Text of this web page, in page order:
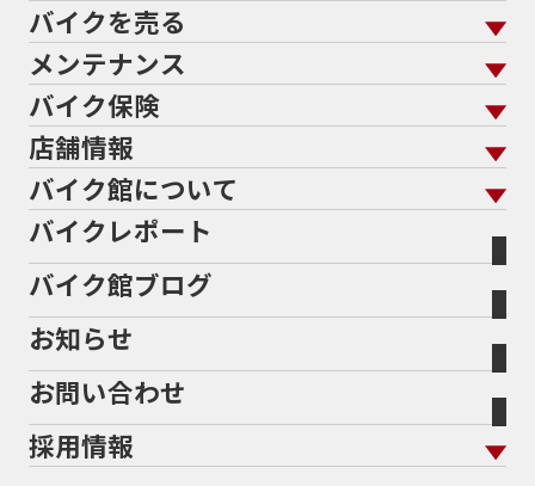
689cc690SMCR
701エンデューロ72PS750750cc75th
765773cc800cc80s80万以下
80万以下大型80万円以下82185馬力883
883R890DUKE899 Panigale8月8月11日
8耐8耐見に行きたい
946ml950S950cc
ADDRESSADDRESS 110ADVADV150
ADV160AEROX
AEROX155 ABS
ANNIVERSARYAPEAPE 100 DXAPEX
ARMORED CORE2
Address125
バイクを買う トップ
バイクを探す
メーカーから探す
色から探す
スタイルから探す
排気量から探す
地域から探す
走行距離から探す
中古車から探す
バイクを売る
バイクを売る トップ
バイク館買取の強み
バイクを高く売るコツ
バイク買取の流れ
全国展開の強み
よくあるご質問
バイク買取強化車両
オンライン査定フォーム
メーカー別買取相場・
ヤマハ
ホンダ
スズキ
トライアンフ
アプリリア
KTM
メンテナンス
メンテナンス トップ
バイク点検
バイク車検
Bikeep
プロテクションフィルム
バイク保険
バイク保険 トップ
自賠責保険
任意保険
バイク保険無料見積り（現在未加入の方）
バイク保険無料見積り（他社でご加入の方）
盗難保険
店舗情報
店舗情報 トップ
北海道
宮城
福島
茨城
栃木
バイク館について
バイク館について トップ
バイク館が選ばれる理由
会社概要
沿革
二輪公正取引協議会加盟店
バイクレポート
バイク館ブログ
お知らせ
お問い合わせ
採用情報